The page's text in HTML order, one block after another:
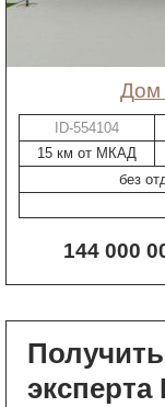
ID-554104
15 км от МКАД
без
144 000
эксперта